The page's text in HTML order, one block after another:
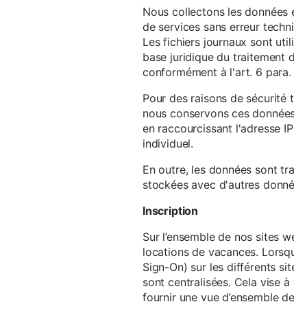
Nous collectons les
de services sans erreur
Les fichiers journaux sont
base juridique du traitement
conformément à l'art. 6 para.
Pour des raisons de
nous conservons ces
en raccourcissant l'adresse
individuel.
En outre, les données sont
stockées avec d'autres
Inscription
Sur l’ensemble de nos sites
locations de vacances.
Sign-On) sur les différents
sont centralisées. Cela vise
fournir une vue d’ensemble